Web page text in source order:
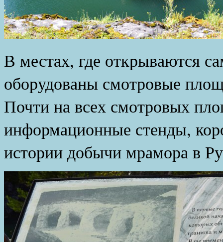
В местах, где открываются
оборудованы смотровые
Почти на всех смотровых
информационные стенды,
истории добычи мрамора в